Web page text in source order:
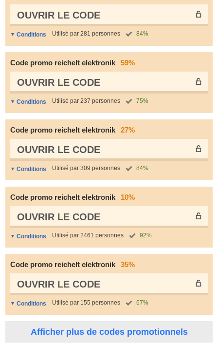
OUVRIR LE СODE
Conditions Utilisé par 281 personnes 84%
Code promo reichelt elektronik 59%
OUVRIR LE СODE
Conditions Utilisé par 237 personnes 75%
Code promo reichelt elektronik 27%
OUVRIR LE СODE
Conditions Utilisé par 309 personnes 84%
Code promo reichelt elektronik 10%
OUVRIR LE СODE
Conditions Utilisé par 2461 personnes 92%
Code promo reichelt elektronik 35%
OUVRIR LE СODE
Conditions Utilisé par 155 personnes 67%
Afficher plus de codes promotionnels